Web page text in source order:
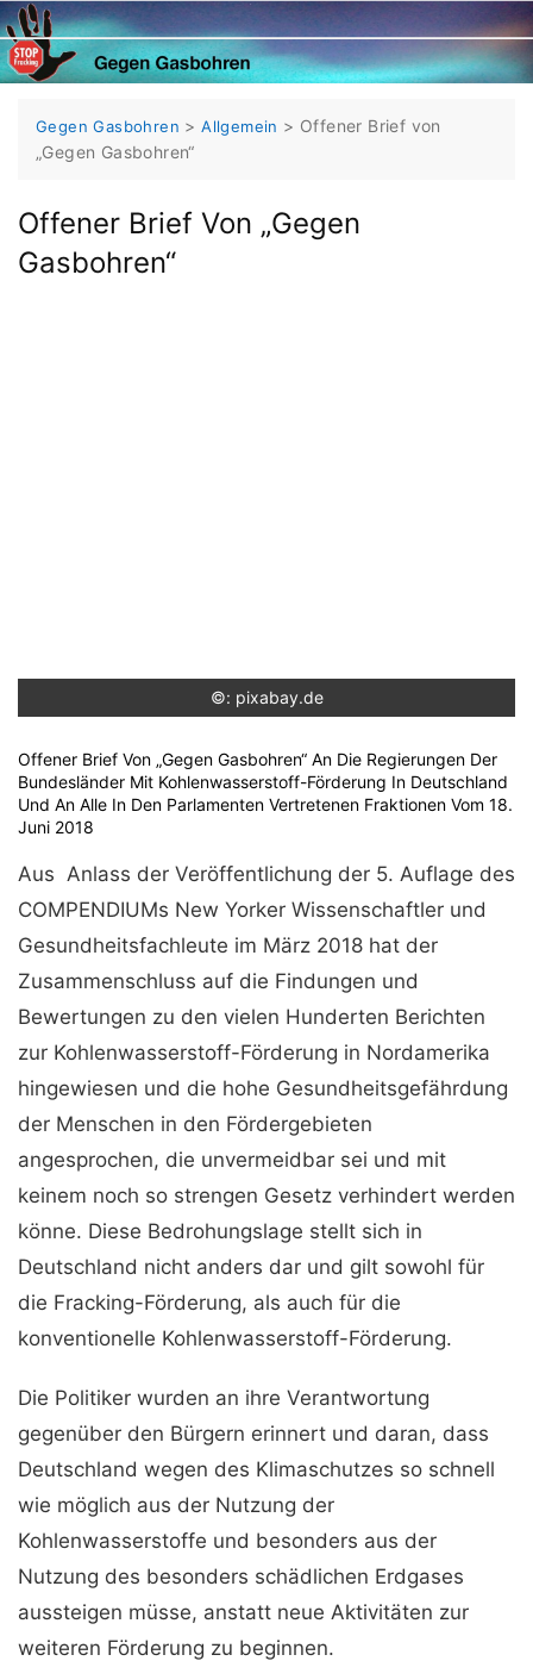
Skip
to
content
Gegen Gasbohren >Allgemein > Offener Brief von
„Gegen Gasbohren“
Offener Brief Von „Gegen
Gasbohren“
©: pixabay.de
Offener Brief Von „Gegen Gasbohren“ An Die Regierungen Der
Bundesländer Mit Kohlenwasserstoff-Förderung In Deutschland
Und An Alle In Den Parlamenten Vertretenen Fraktionen Vom 18.
Juni 2018
Aus Anlass der Veröffentlichung der 5. Auflage des
COMPENDIUMs New Yorker Wissenschaftler und
Gesundheitsfachleute im März 2018 hat der
Zusammenschluss auf die Findungen und
Bewertungen zu den vielen Hunderten Berichten
zur Kohlenwasserstoff-Förderung in Nordamerika
hingewiesen und die hohe Gesundheitsgefährdung
der Menschen in den Fördergebieten
angesprochen, die unvermeidbar sei und mit
keinem noch so strengen Gesetz verhindert werden
könne. Diese Bedrohungslage stellt sich in
Deutschland nicht anders dar und gilt sowohl für
die Fracking-Förderung, als auch für die
konventionelle Kohlenwasserstoff-Förderung.
Die Politiker wurden an ihre Verantwortung
gegenüber den Bürgern erinnert und daran, dass
Deutschland wegen des Klimaschutzes so schnell
wie möglich aus der Nutzung der
Kohlenwasserstoffe und besonders aus der
Nutzung des besonders schädlichen Erdgases
aussteigen müsse, anstatt neue Aktivitäten zur
weiteren Förderung zu beginnen.